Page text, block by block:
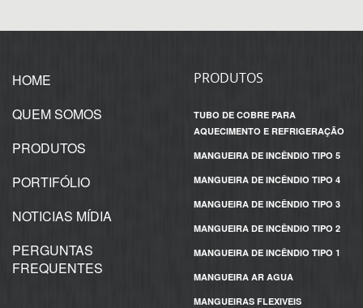
HOME
QUEM SOMOS
PRODUTOS
PORTIFÓLIO
NOTICIAS MÍDIA
PERGUNTAS
FREQUENTES
PRODUTOS
TUBO DE COBRE PARA
AQUECIMENTO E REFRIGERAÇÃO
MANGUEIRA DE INCÊNDIO TIPO 5
MANGUEIRA DE INCÊNDIO TIPO 4
MANGUEIRA DE INCÊNDIO TIPO 3
MANGUEIRA DE INCÊNDIO TIPO 2
MANGUEIRA DE INCÊNDIO TIPO 1
MANGUEIRA AR AGUA
MANGUEIRAS FLEXIVEIS